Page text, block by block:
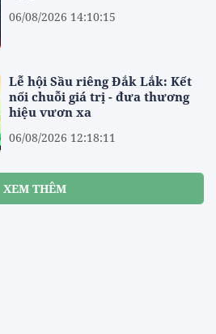
06/08/2026 14:10:15
Lễ hội Sầu riêng Đắk Lắk: Kết
nối chuỗi giá trị - đưa thương
hiệu vươn xa
06/08/2026 12:18:11
XEM THÊM